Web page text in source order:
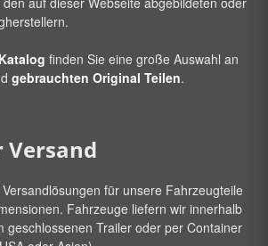
finden Sie eine große Auswahl an
gebrauchten Original Teilen.
für unsere Fahrzeugteile
Fahrzeuge liefern wir innerhalb
geschlossenen Trailer oder per Container